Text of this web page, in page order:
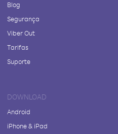
Blog
Segurança
Viber Out
Tarifas
Suporte
DOWNLOAD
Android
iPhone & iPad